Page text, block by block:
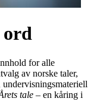
ord
for alle
av norske taler,
undervisningsmateriell
tale – en kåring i